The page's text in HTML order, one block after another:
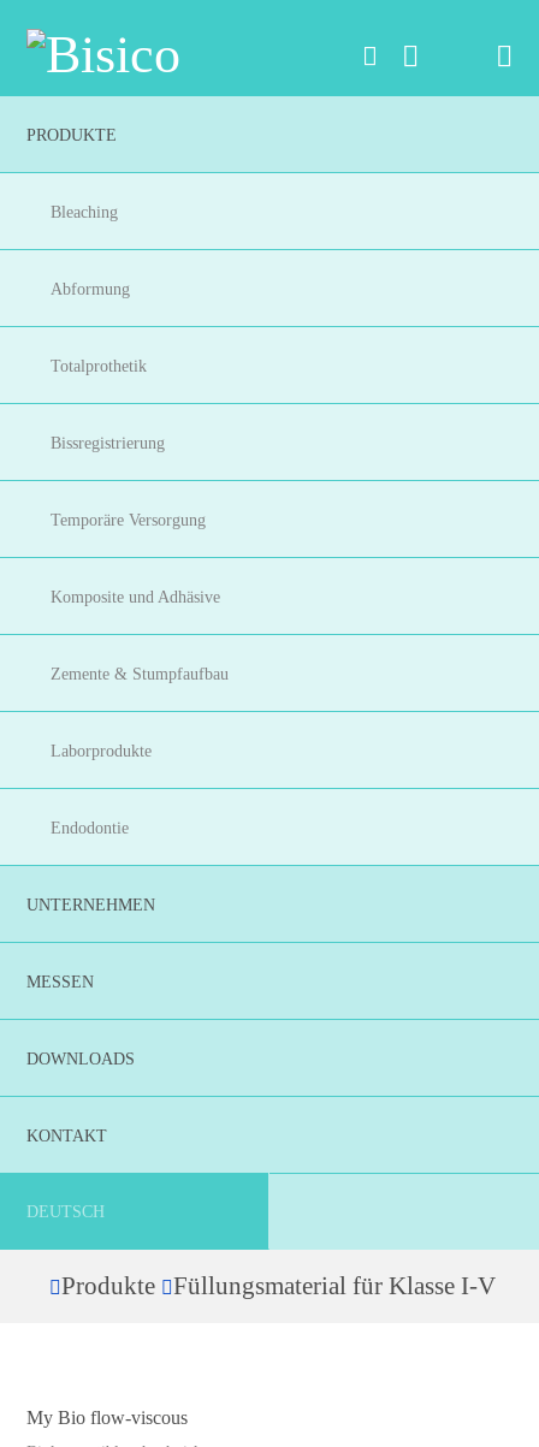
PRODUKTE
Bleaching
Abformung
Totalprothetik
Bissregistrierung
Temporäre Versorgung
Komposite und Adhäsive
Zemente & Stumpfaufbau
Laborprodukte
Endodontie
UNTERNEHMEN
MESSEN
DOWNLOADS
KONTAKT
DEUTSCH
Produkte Füllungsmaterial für Klasse I-V
My Bio flow-viscous